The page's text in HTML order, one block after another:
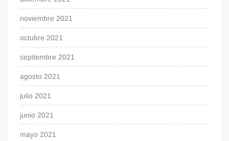
noviembre 2021
octubre 2021
septiembre 2021
agosto 2021
julio 2021
junio 2021
mayo 2021